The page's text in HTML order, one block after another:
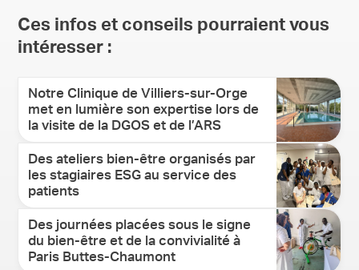
Ces infos et conseils pourraient vous
intéresser :
Notre Clinique de Villiers-sur-Orge
met en lumière son expertise lors de
la visite de la DGOS et de l’ARS
Des ateliers bien-être organisés par
les stagiaires ESG au service des
patients
Des journées placées sous le signe
du bien-être et de la convivialité à
Paris Buttes-Chaumont